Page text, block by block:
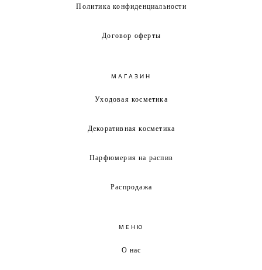
Политика конфиденциальности
Договор оферты
МАГАЗИН
Уходовая косметика
Декоративная косметика
Парфюмерия на распив
Распродажа
МЕНЮ
О нас